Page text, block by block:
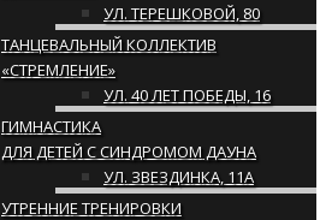
УЛ. ТЕРЕШКОВОЙ, 80
ТАНЦЕВАЛЬНЫЙ КОЛЛЕКТИВ
«СТРЕМЛЕНИЕ»
УЛ. 40 ЛЕТ ПОБЕДЫ, 16
ГИМНАСТИКА
ДЛЯ ДЕТЕЙ С СИНДРОМОМ ДАУНА
УЛ. ЗВЕЗДИНКА, 11А
УТРЕННИЕ ТРЕНИРОВКИ